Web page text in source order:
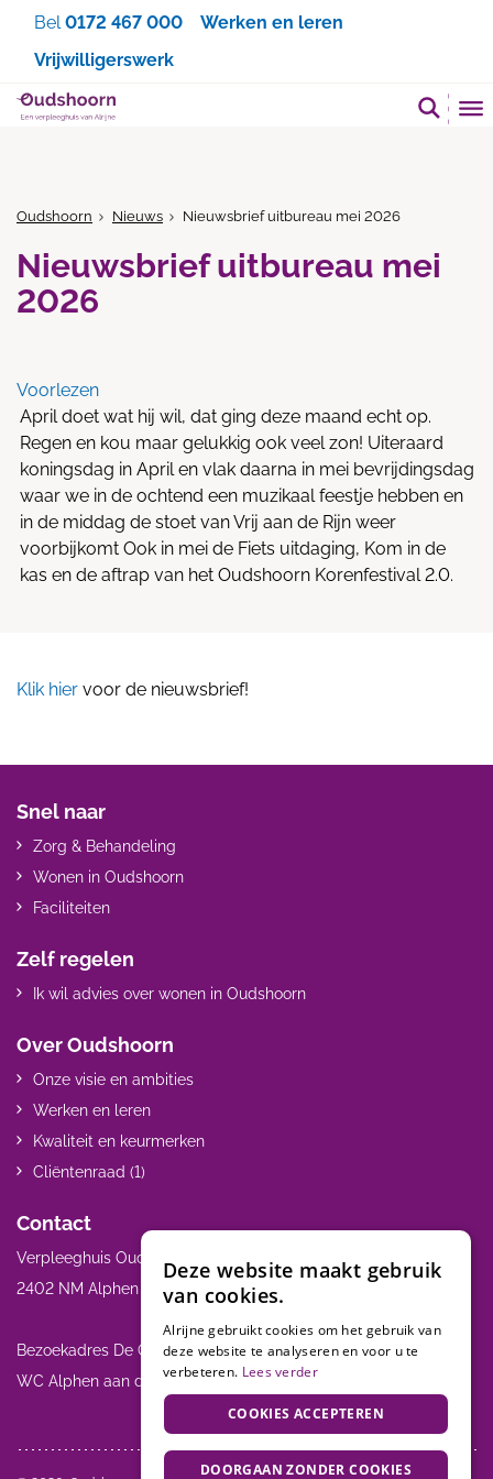
Bel0172 467 000
Werken en leren
Vrijwilligerswerk
Oudshoorn Nieuws Nieuwsbrief uitbureau mei 2026
Nieuwsbrief uitbureau mei
2026
Voorlezen
April doet wat hij wil, dat ging deze maand echt op.
Regen en kou maar gelukkig ook veel zon! Uiteraard
koningsdag in April en vlak daarna in mei bevrijdingsdag
waar we in de ochtend een muzikaal feestje hebben en
in de middag de stoet van Vrij aan de Rijn weer
voorbijkomt Ook in mei de Fiets uitdaging, Kom in de
kas en de aftrap van het Oudshoorn Korenfestival 2.0.
Klik hier voor de nieuwsbrief!
Snel naar
Zorg & Behandeling
Wonen in Oudshoorn
Faciliteiten
Zelf regelen
Ik wil advies over wonen in Oudshoorn
Over Oudshoorn
Onze visie en ambities
Werken en leren
Kwaliteit en keurmerken
Cliëntenraad (1)
Contact
Verpleeghuis Oudshoorn Henry Dunantweg 21
2402 NM Alphen a/d Rijn 0172 467 000
Bezoekadres De Oever: Alrijne Ziekenhuis Meteoorlaan 4 2402
WC Alphen aan den Rijn
Deze website maakt gebruik
van cookies.
Alrijne gebruikt cookies om het gebruik van
deze website te analyseren en voor u te
verbeteren. Lees verder
COOKIES ACCEPTEREN
DOORGAAN ZONDER COOKIES